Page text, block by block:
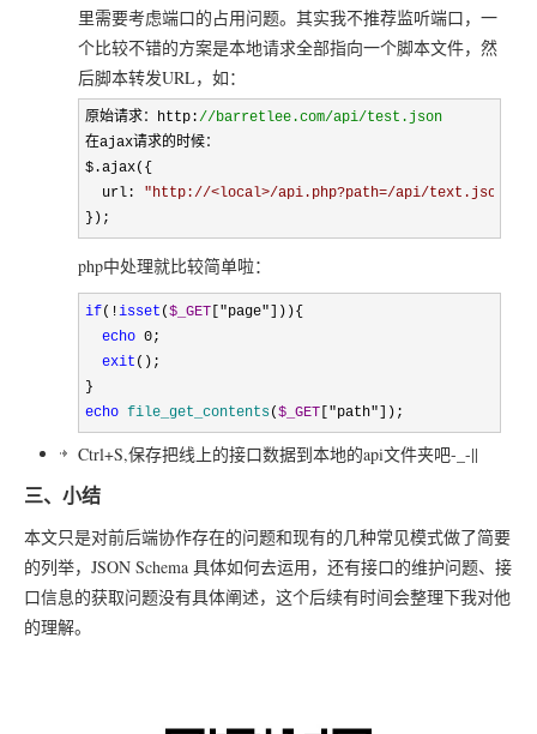
里需要考虑端口的占用问题。其实我不推荐监听端口，一
个比较不错的方案是本地请求全部指向一个脚本文件，然
后脚本转发URL，如：
原始请求：http://barretlee.com/api/test.json
在ajax请求的时候：
$.ajax({
  url:
"http://<local>/api.php?path=/api/text.json
});
php中处理就比较简单啦：
if(!isset ($_GET ["page" ])){
echo 0;
exit ();
echo file_get_contents($_GET ["path"]);
Ctrl+S,保存把线上的接口数据到本地的api文件夹吧-_-||
三、小结
本文只是对前后端协作存在的问题和现有的几种常见模式做了简要
的列举，JSON Schema 具体如何去运用，还有接口的维护问题、接
口信息的获取问题没有具体阐述，这个后续有时间会整理下我对他
的理解。